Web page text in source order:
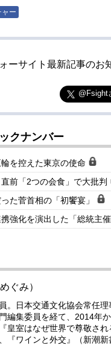
ャー
ーサイト最新記事のお
@Fsight
クナンバー
を控えた東京の使命
前「2つの会食」で大批判
た菅首相の「初饗宴」
強化を演出した「総統主
ぐみ）
。日本交通文化協会常任
編集委員を経て、2014年
皇室はなぜ世界で尊敬さ
『ワインと外交』（新潮